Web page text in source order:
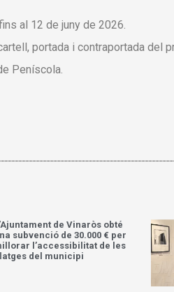
al 12 de juny de 2026.
portada i contraportada del
Peníscola.
de Vinaròs obté
subvenció de 30.000 € per
l’accessibilitat de les
del municipi